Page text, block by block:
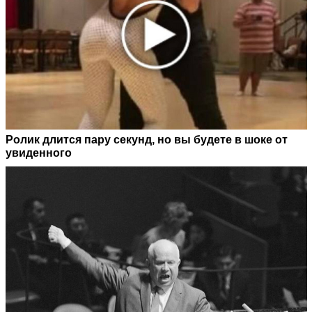
Ролик длится пару секунд, но вы будете в шоке от
увиденного